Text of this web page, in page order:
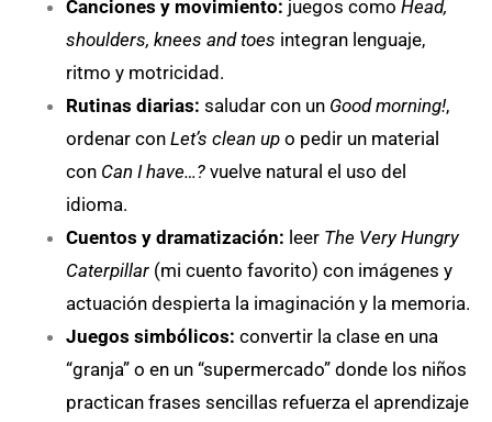
Canciones y movimiento: juegos como Head,
shoulders, knees and toes integran lenguaje,
ritmo y motricidad.
Rutinas diarias: saludar con un Good morning!,
ordenar con Let’s clean up o pedir un material
con Can I have…? vuelve natural el uso del
idioma.
Cuentos y dramatización: leer The Very Hungry
Caterpillar (mi cuento favorito) con imágenes y
actuación despierta la imaginación y la memoria.
Juegos simbólicos: convertir la clase en una
“granja” o en un “supermercado” donde los niños
practican frases sencillas refuerza el aprendizaje